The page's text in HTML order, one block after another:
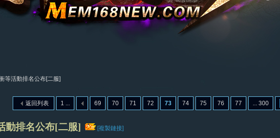
等活動排名公布[二服]
1 ... 69 70 71 72 73 74 75 76 77 ... 300
返回列表
動排名公布[二服] [複製鏈接]